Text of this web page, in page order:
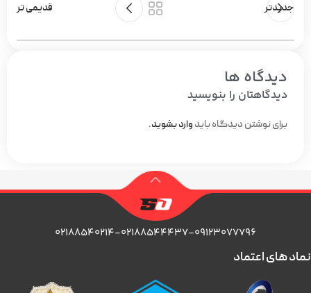
جدیدتر قدیمی تر
دیدگاه ها
دیدگاهتان را بنویسید
برای نوشتن دیدگاه باید وارد بشوید.
۰۲۱۸۸۵۴۰۲۱۴-۰۲۱۸۸۵۴۴۴۳۷-۰۹۱۲۳۰۷۷۷۹۶
نماد های اعتماد